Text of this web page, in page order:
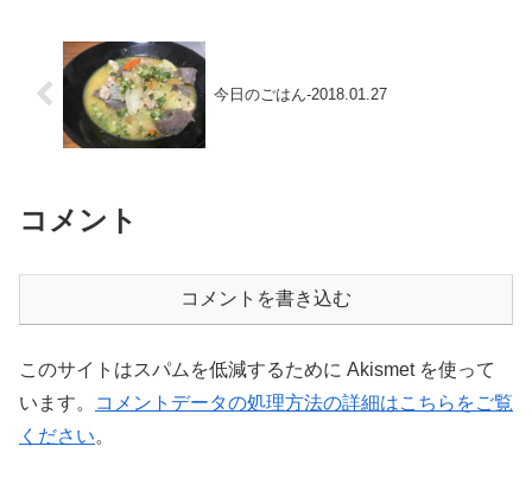
今日のごはん-2018.01.27
コメント
コメントを書き込む
このサイトはスパムを低減するために Akismet を使って
います。
コメントデータの処理方法の詳細はこちらをご覧
ください。